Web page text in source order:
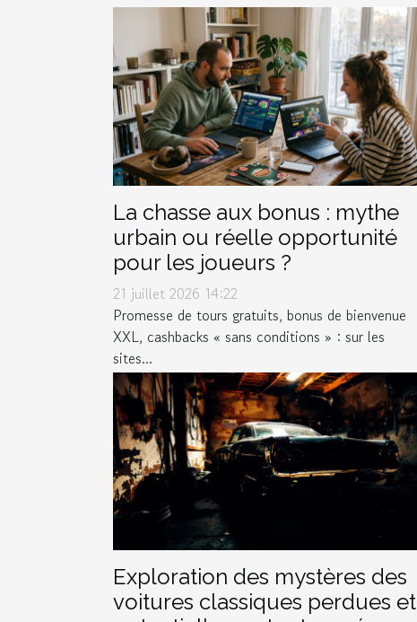
La chasse aux bonus : mythe
urbain ou réelle opportunité
pour les joueurs ?
21 juillet 2026 14:22
Promesse de tours gratuits, bonus de bienvenue
XXL, cashbacks « sans conditions » : sur les
sites...
Exploration des mystères des
voitures classiques perdues et